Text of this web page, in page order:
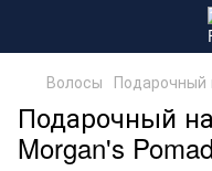
Волосы Подарочный
Подарочный
Morgan's